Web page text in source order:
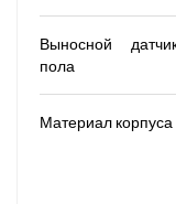
Выносной
пола
Материал корпуса